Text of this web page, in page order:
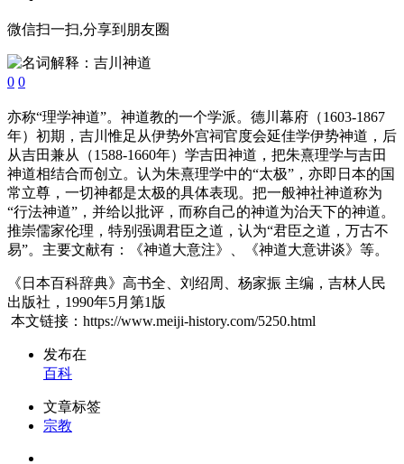
微信扫一扫,分享到朋友圈
0 0
亦称“理学神道”。神道教的一个学派。德川幕府（1603-1867
年）初期，吉川惟足从伊势外宫祠官度会延佳学伊势神道，后
从吉田兼从（1588-1660年）学吉田神道，把朱熹理学与吉田
神道相结合而创立。认为朱熹理学中的“太极”，亦即日本的国
常立尊，一切神都是太极的具体表现。把一般神社神道称为
“行法神道”，并给以批评，而称自己的神道为治天下的神道。
推崇儒家伦理，特别强调君臣之道，认为“君臣之道，万古不
易”。主要文献有：《神道大意注》、《神道大意讲谈》等。
《日本百科辞典》高书全、刘绍周、杨家振 主编，吉林人民
出版社，1990年5月第1版
本文链接：https://www.meiji-history.com/5250.html
发布在
百科
文章标签
宗教